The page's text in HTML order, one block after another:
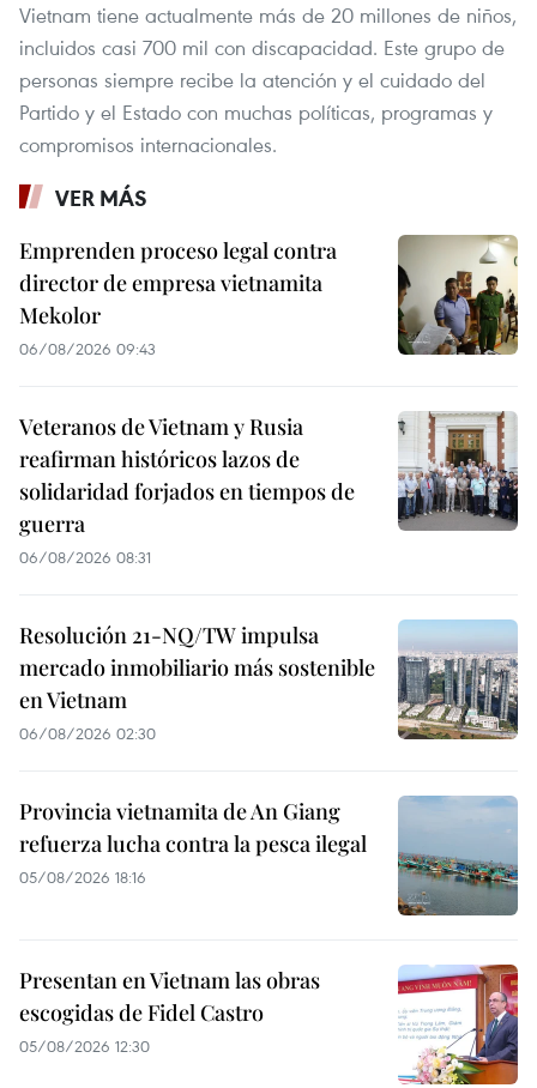
Vietnam tiene actualmente más de 20 millones de niños,
incluidos casi 700 mil con discapacidad. Este grupo de
personas siempre recibe la atención y el cuidado del
Partido y el Estado con muchas políticas, programas y
compromisos internacionales.
VER MÁS
Emprenden proceso legal contra
director de empresa vietnamita
Mekolor
06/08/2026 09:43
Veteranos de Vietnam y Rusia
reafirman históricos lazos de
solidaridad forjados en tiempos de
guerra
06/08/2026 08:31
Resolución 21-NQ/TW impulsa
mercado inmobiliario más sostenible
en Vietnam
06/08/2026 02:30
Provincia vietnamita de An Giang
refuerza lucha contra la pesca ilegal
05/08/2026 18:16
Presentan en Vietnam las obras
escogidas de Fidel Castro
05/08/2026 12:30